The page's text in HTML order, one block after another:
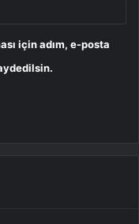
için adım, e-posta